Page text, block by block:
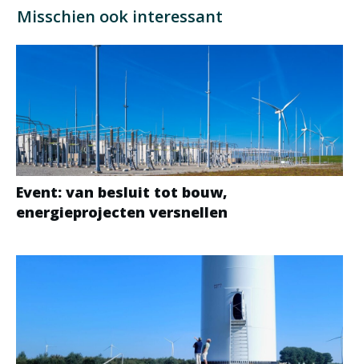
Misschien ook interessant
Event: van besluit tot bouw,
energieprojecten versnellen